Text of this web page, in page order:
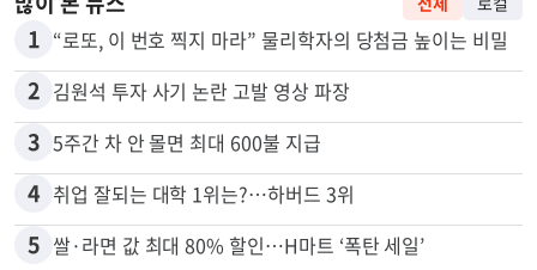
많이 본 뉴스
1 “로또, 이 번호 찍지 마라” 물리학자의 당첨금 높이는 비밀
2 김원석 투자 사기 논란 고발 영상 파장
3 5주간 차 안 몰면 최대 600불 지급
4 취업 잘되는 대학 1위는?…하버드 3위